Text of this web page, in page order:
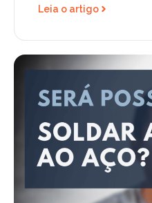
Leia o artigo